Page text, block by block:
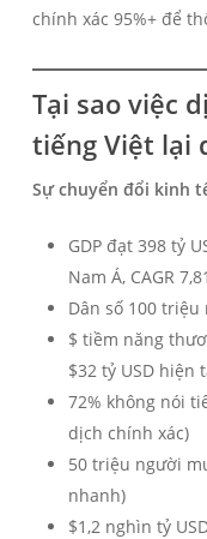
chính xác 95%+ để
Tại sao việc
tiếng Việt lại
Sự chuyển đổi kinh
GDP đạt 398 tỷ
Nam Á, CAGR
Dân số 100
$ tiềm năng
$32 tỷ USD hiện
72% không nói
dịch chính xác)
50 triệu người
nhanh)
$1,2 nghìn tỷ